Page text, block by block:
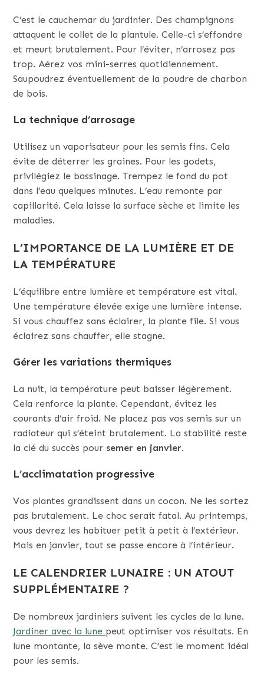
C’est le cauchemar du jardinier. Des champignons
attaquent le collet de la plantule. Celle-ci s’effondre
et meurt brutalement. Pour l’éviter, n’arrosez pas
trop. Aérez vos mini-serres quotidiennement.
Saupoudrez éventuellement de la poudre de charbon
de bois.
La technique d’arrosage
Utilisez un vaporisateur pour les semis fins. Cela
évite de déterrer les graines. Pour les godets,
privilégiez le bassinage. Trempez le fond du pot
dans l’eau quelques minutes. L’eau remonte par
capillarité. Cela laisse la surface sèche et limite les
maladies.
L’IMPORTANCE DE LA LUMIÈRE ET DE
LA TEMPÉRATURE
L’équilibre entre lumière et température est vital.
Une température élevée exige une lumière intense.
Si vous chauffez sans éclairer, la plante file. Si vous
éclairez sans chauffer, elle stagne.
Gérer les variations thermiques
La nuit, la température peut baisser légèrement.
Cela renforce la plante. Cependant, évitez les
courants d’air froid. Ne placez pas vos semis sur un
radiateur qui s’éteint brutalement. La stabilité reste
la clé du succès pour semer en janvier.
L’acclimatation progressive
Vos plantes grandissent dans un cocon. Ne les sortez
pas brutalement. Le choc serait fatal. Au printemps,
vous devrez les habituer petit à petit à l’extérieur.
Mais en janvier, tout se passe encore à l’intérieur.
LE CALENDRIER LUNAIRE : UN ATOUT
SUPPLÉMENTAIRE ?
De nombreux jardiniers suivent les cycles de la lune.
Jardiner avec la lune peut optimiser vos résultats. En
lune montante, la sève monte. C’est le moment idéal
pour les semis.